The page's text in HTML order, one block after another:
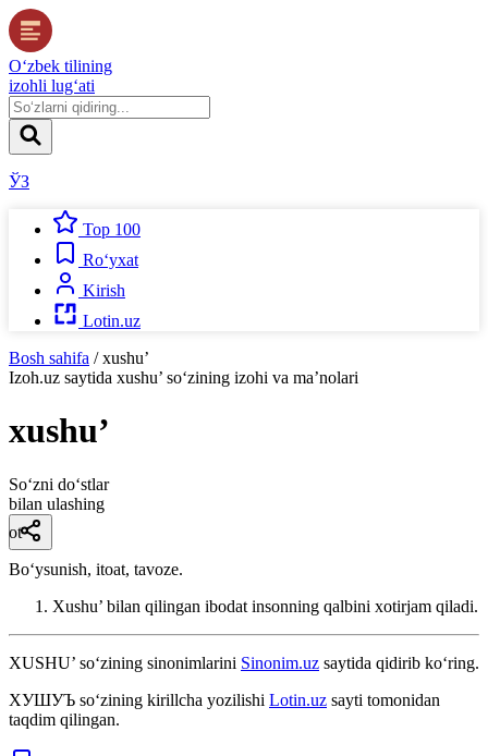
O‘zbek tilining
izohli lug‘ati
ЎЗ
Top 100
Ro‘yxat
Kirish
Lotin.uz
Bosh sahifa / xushu’
Izoh.uz saytida xushu’ so‘zining izohi va ma’nolari
xushu’
So‘zni do‘stlar
bilan ulashing
ot
Bo‘ysunish, itoat, tavoze.
Xushu’ bilan qilingan ibodat insonning qalbini xotirjam qiladi.
XUSHU’ so‘zining sinonimlarini Sinonim.uz saytida qidirib ko‘ring.
ХУШУЪ so‘zining kirillcha yozilishi Lotin.uz sayti tomonidan
taqdim qilingan.